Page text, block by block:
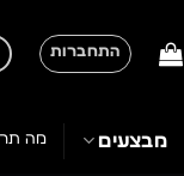
התחברות
מבצעים